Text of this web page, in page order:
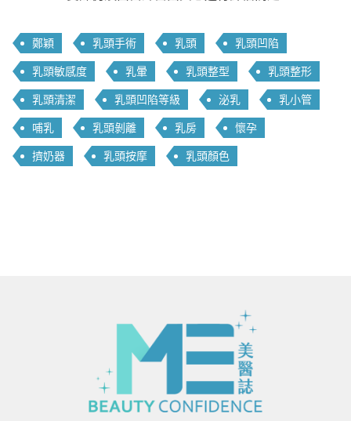
鄭穎 乳頭手術 乳頭 乳頭凹陷
乳頭敏感度 乳暈 乳頭整型 乳頭整形
乳頭清潔 乳頭凹陷等級 泌乳 乳小管
哺乳 乳頭剝離 乳房 懷孕
擠奶器 乳頭按摩 乳頭顏色